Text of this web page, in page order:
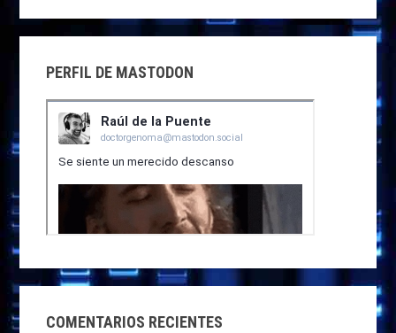
PERFIL DE MASTODON
COMENTARIOS RECIENTES